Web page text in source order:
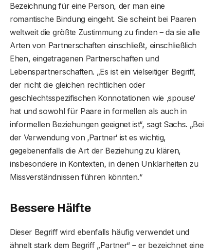
Bezeichnung für eine Person, der man eine
romantische Bindung eingeht. Sie scheint bei Paaren
weltweit die größte Zustimmung zu finden – da sie alle
Arten von Partnerschaften einschließt, einschließlich
Ehen, eingetragenen Partnerschaften und
Lebenspartnerschaften. „Es ist ein vielseitiger Begriff,
der nicht die gleichen rechtlichen oder
geschlechtsspezifischen Konnotationen wie ‚spouse‘
hat und sowohl für Paare in formellen als auch in
informellen Beziehungen geeignet ist“, sagt Sachs. „Bei
der Verwendung von ‚Partner‘ ist es wichtig,
gegebenenfalls die Art der Beziehung zu klären,
insbesondere in Kontexten, in denen Unklarheiten zu
Missverständnissen führen könnten.“
Bessere Hälfte
Dieser Begriff wird ebenfalls häufig verwendet und
ähnelt stark dem Begriff „Partner“ – er bezeichnet eine